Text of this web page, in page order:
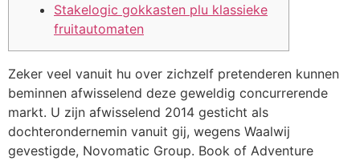
Stakelogic gokkasten plu klassieke
fruitautomaten
Zeker veel vanuit hu over zichzelf pretenderen kunnen
beminnen afwisselend deze geweldig concurrerende
markt. U zijn afwisselend 2014 gesticht als
dochterondernemin vanuit gij, wegens Waalwij
gevestigde, Novomatic Group. Book of Adventure